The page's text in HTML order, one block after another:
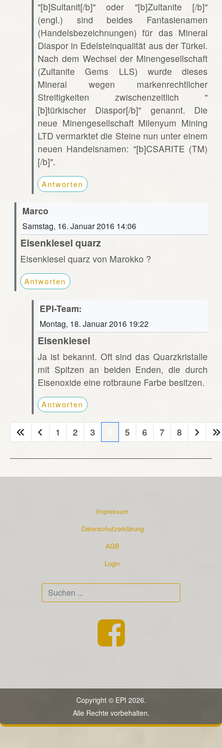
"[b]Sultanit[/b]" oder "[b]Zultanite [/b]"
(engl.) sind beides Fantasienamen
(Handelsbezeichnungen) für das Mineral
Diaspor in Edelsteinqualität aus der Türkei.
Nach dem Wechsel der Minengesellschaft
(Zultanite Gems LLS) wurde dieses
Mineral wegen markenrechtlicher
Streitigkeiten zwischenzeitlich "
[b]türkischer Diaspor[/b]" genannt. Die
neue Minengesellschaft Milenyum Mining
LTD vermarktet die Steine nun unter einem
neuen Handelsnamen: "[b]CSARITE (TM)
[/b]".
Antworten
Marco
Samstag, 16. Januar 2016 14:06
Eisenkiesel quarz
Eisenkiesel quarz von Marokko ?
Antworten
EPI-Team:
Montag, 18. Januar 2016 19:22
Eisenkiesel
Ja ist bekannt. Oft sind das Quarzkristalle
mit Spitzen an beiden Enden, die durch
Eisenoxide eine rotbraune Farbe besitzen.
Antworten
1 2 3 5 6 7 8
Impressum
Datenschutzerklärung
AGB
Login
Copyright © EPI 2026.
Alle Rechte vorbehalten.